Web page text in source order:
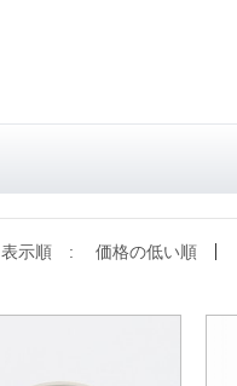
表示順 : 価格の低い順